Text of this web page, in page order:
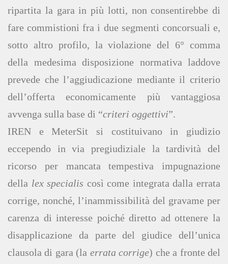
ripartita la gara in più lotti, non consentirebbe di
fare commistioni fra i due segmenti concorsuali e,
sotto altro profilo, la violazione del 6° comma
della medesima disposizione normativa laddove
prevede che l’aggiudicazione mediante il criterio
dell’offerta economicamente più vantaggiosa
avvenga sulla base di “criteri oggettivi”.
IREN e MeterSit si costituivano in giudizio
eccependo in via pregiudiziale la tardività del
ricorso per mancata tempestiva impugnazione
della lex specialis così come integrata dalla errata
corrige, nonché, l’inammissibilità del gravame per
carenza di interesse poiché diretto ad ottenere la
disapplicazione da parte del giudice dell’unica
clausola di gara (la errata corrige) che a fronte del